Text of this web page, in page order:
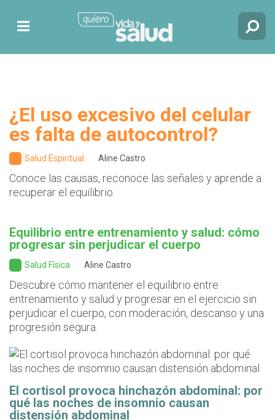
¿El uso excesivo del celular
es falta de autocontrol?
Salud Espiritual Aline Castro
Conoce las causas, reconoce las señales y aprende a
recuperar el equilibrio.
Equilibrio entre entrenamiento y salud: cómo
progresar sin perjudicar el cuerpo
Salud Física Aline Castro
Descubre cómo mantener el equilibrio entre
entrenamiento y salud y progresar en el ejercicio sin
perjudicar el cuerpo, con moderación, descanso y una
progresión segura.
El cortisol provoca hinchazón abdominal: por
qué las noches de insomnio causan
distensión abdominal